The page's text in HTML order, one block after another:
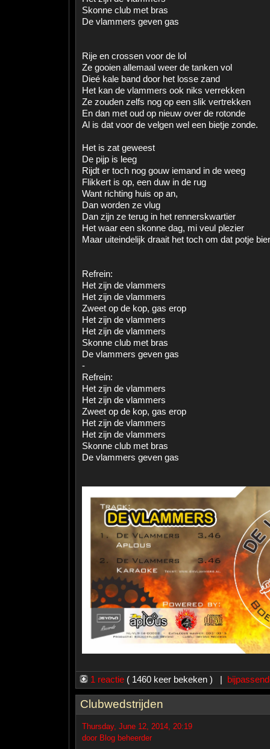
Skonne club met bras
De vlammers geven gas
Rije en crossen voor de lol
Ze gooien allemaal weer de tanken vol
Dieé kale band door het losse zand
Het kan de vlammers ook niks verrekken
Ze zouden zelfs nog op een slik vertrekken
En dan met oud op nieuw over de rotonde
Al is dat voor de velgen wel een bietje zonde.
Het is zat geweest
De pijp is leeg
Rijdt er toch nog gouw iemand in de weeg
Flikkert is op, een duw in de rug
Want richting huis op an,
Dan worden ze vlug
Dan zijn ze terug in het rennerskwartier
Het waar een skonne dag, mi veul plezier
Maar uiteindelijk draait het toch om dat potje
Refrein:
Het zijn de vlammers
Het zijn de vlammers
Zweet op de kop, gas erop
Het zijn de vlammers
Het zijn de vlammers
Skonne club met bras
De vlammers geven gas
-
Refrein:
Het zijn de vlammers
Het zijn de vlammers
Zweet op de kop, gas erop
Het zijn de vlammers
Het zijn de vlammers
Skonne club met bras
De vlammers geven gas
1 reactie ( 1460 keer bekeken ) |
Clubwedstrijden
Thursday, June 12, 2014, 20:19
door Blog beheerder